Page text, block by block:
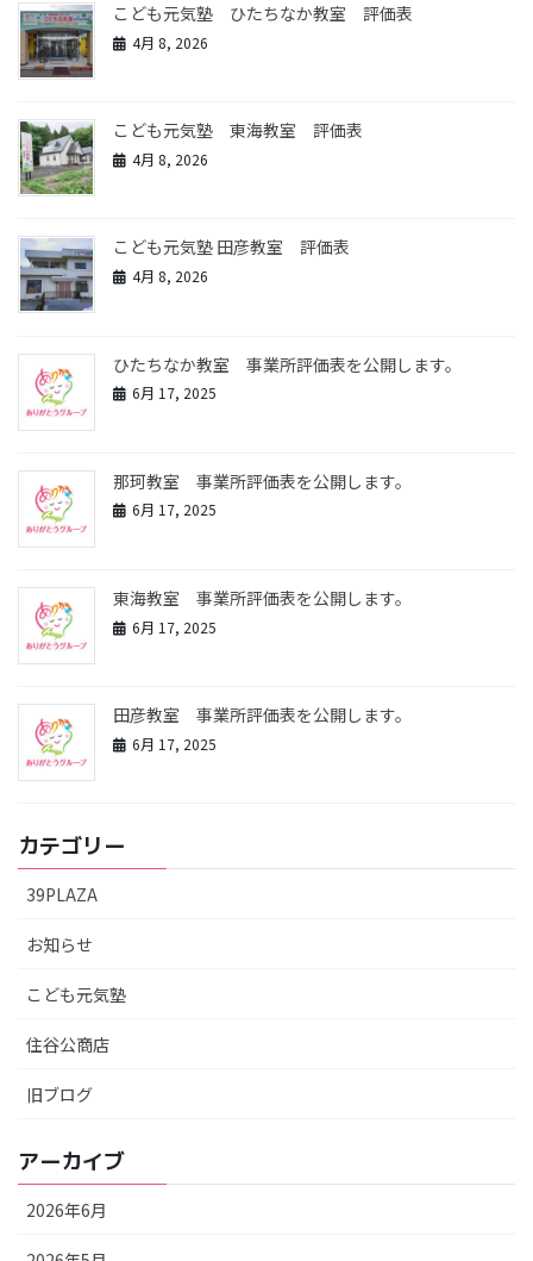
こども元気塾 ひたちなか教室 評価表
4月 8, 2026
こども元気塾 東海教室 評価表
4月 8, 2026
こども元気塾 田彦教室 評価表
4月 8, 2026
ひたちなか教室 事業所評価表を公開します。
6月 17, 2025
那珂教室 事業所評価表を公開します。
6月 17, 2025
東海教室 事業所評価表を公開します。
6月 17, 2025
田彦教室 事業所評価表を公開します。
6月 17, 2025
カテゴリー
39PLAZA
お知らせ
こども元気塾
住谷公商店
旧ブログ
アーカイブ
2026年6月